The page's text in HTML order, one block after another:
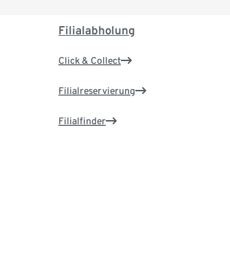
Filialabholung
Click & Collect
Filialreservierung
Filialfinder